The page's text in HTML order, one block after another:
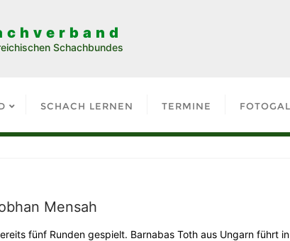
Schachbundes
SCHACH LERNEN TERMINE
Mensah
fünf Runden gespielt. Barnabas Toth aus Ungarn führt